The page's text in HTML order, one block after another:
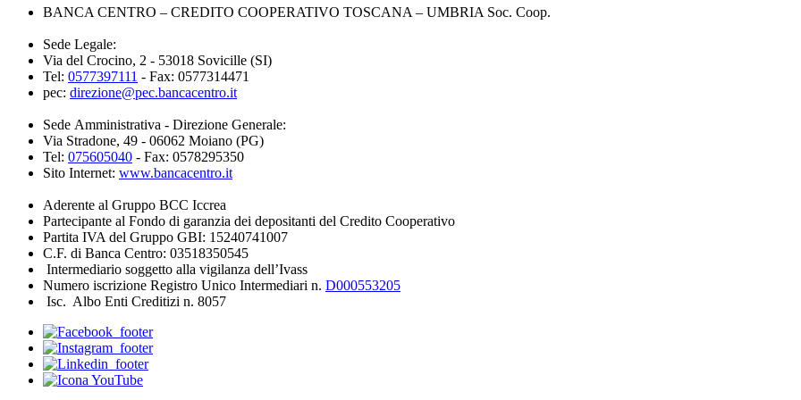
BANCA CENTRO – CREDITO COOPERATIVO TOSCANA – UMBRIA Soc. Coop.
Sede Legale:
Via del Crocino, 2 - 53018 Sovicille (SI)
Tel: 0577397111 - Fax: 0577314471
pec: direzione@pec.bancacentro.it
Sede Amministrativa - Direzione Generale:
Via Stradone, 49 - 06062 Moiano (PG)
Tel: 075605040 - Fax: 0578295350
Sito Internet: www.bancacentro.it
Aderente al Gruppo BCC Iccrea
Partecipante al Fondo di garanzia dei depositanti del Credito Cooperativo
Partita IVA del Gruppo GBI: 15240741007
C.F. di Banca Centro: 03518350545
Intermediario soggetto alla vigilanza dell’Ivass
Numero iscrizione Registro Unico Intermediari n. D000553205
Isc. Albo Enti Creditizi n. 8057